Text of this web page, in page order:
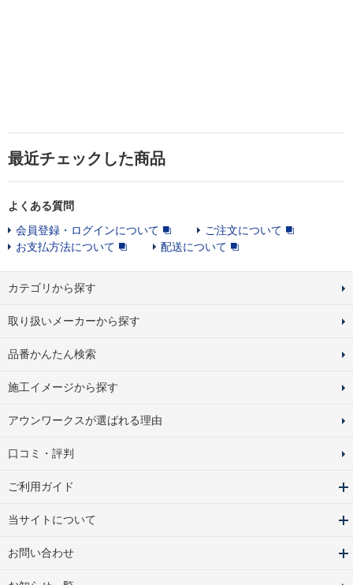
最近チェックした商品
よくある質問
会員登録・ログインについて
ご注文について
お支払方法について
配送について
カテゴリから探す
取り扱いメーカーから探す
品番かんたん検索
施工イメージから探す
アウンワークスが選ばれる理由
口コミ・評判
ご利用ガイド
当サイトについて
お問い合わせ